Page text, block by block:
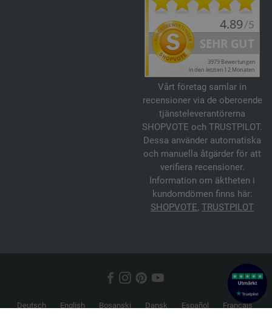
Vårt företag samlar in
recensioner via de oberoende
tjänsteleverantörerna
SHOPVOTE och TRUSTPILOT.
Dessa använder automatiska
och manuella åtgärder för att
verifiera recensioner.
Information om äktheten i
kundomdömen finns här:
SHOPVOTE, TRUSTPILOT
Deutsch English Bosanski Dansk Español
Français